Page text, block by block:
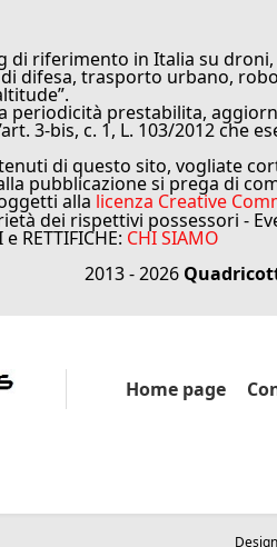
di riferimento in Italia su droni,
difesa, trasporto urbano,
periodicità prestabilita,
3-bis, c. 1, L. 103/2012 che
di questo sito, vogliate
pubblicazione si prega di
alla licenza Creative
dei rispettivi possessori -
RETTIFICHE: CHI SIAMO
2013 - 2026
Home page